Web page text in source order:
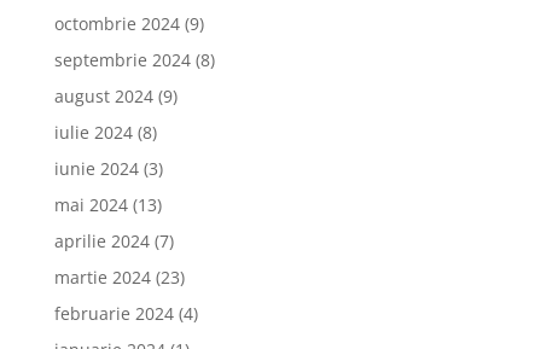
octombrie 2024(9)
septembrie 2024(8)
august 2024(9)
iulie 2024(8)
iunie 2024(3)
mai 2024(13)
aprilie 2024(7)
martie 2024(23)
februarie 2024(4)